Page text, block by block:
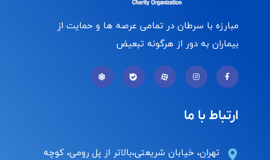
مبارزه با سرطان در تمامی عرصه ها و حمایت از
بیماران به دور از هرگونه تبعیض
ارتباط با ما
تهران، خیابان شریعتی،بالاتر از پل رومی، کوچه